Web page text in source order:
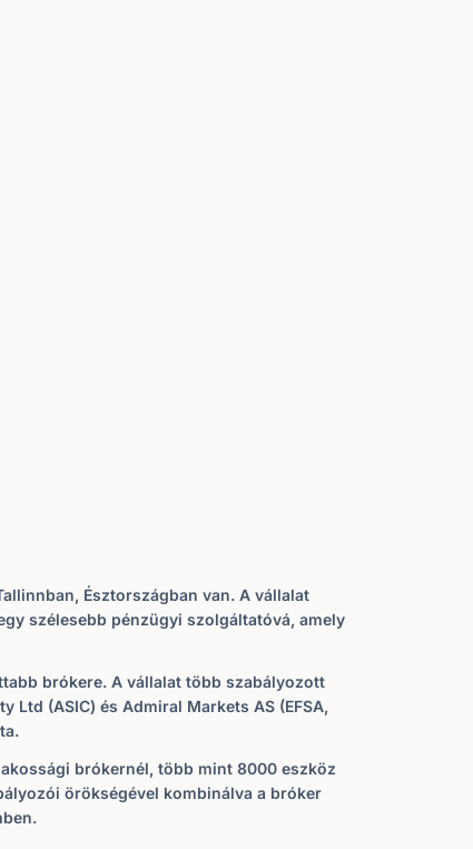
Észtországban van. A vállalat
szélesebb pénzügyi szolgáltatóvá, amely
brókere. A vállalat több szabályozott
(ASIC) és Admiral Markets AS (EFSA,
brókernél, több mint 8000 eszköz
örökségével kombinálva a bróker